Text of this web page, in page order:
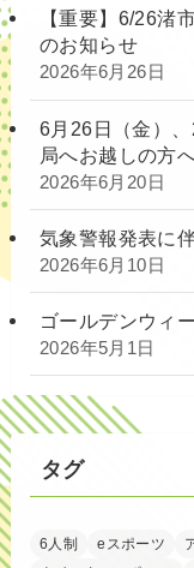
【重要】6/26渚
のお知らせ
2026年6月26日
6月26日（金）
局へお越しの方へ
2026年6月20日
気象警報発表に
2026年6月10日
ゴールデンウィ
2026年5月1日
タグ
6人制 eスポーツ